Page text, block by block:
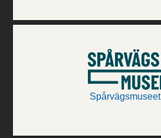
Spårvägsmuseet